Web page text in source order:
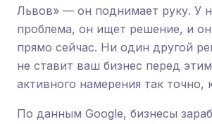
Львов» — он поднимает руку. У
проблема, он ищет решение, и он
прямо сейчас. Ни один другой
не ставит ваш бизнес перед
активного намерения так точно,
По данным Google, бизнесы